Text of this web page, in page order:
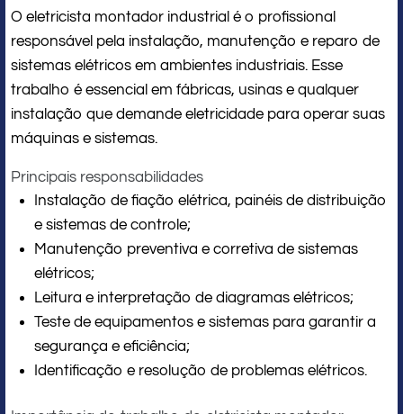
O eletricista montador industrial é o profissional
responsável pela instalação, manutenção e reparo de
sistemas elétricos em ambientes industriais. Esse
trabalho é essencial em fábricas, usinas e qualquer
instalação que demande eletricidade para operar suas
máquinas e sistemas.
Principais responsabilidades
Instalação de fiação elétrica, painéis de distribuição
e sistemas de controle;
Manutenção preventiva e corretiva de sistemas
elétricos;
Leitura e interpretação de diagramas elétricos;
Teste de equipamentos e sistemas para garantir a
segurança e eficiência;
Identificação e resolução de problemas elétricos.